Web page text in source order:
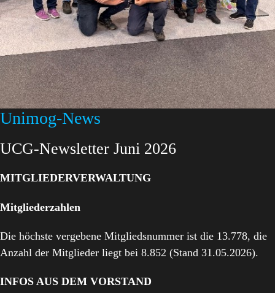
Unimog-News
UCG-Newsletter Juni 2026
MITGLIEDERVERWALTUNG
Mitgliederzahlen
Die höchste vergebene Mitgliedsnummer ist die 13.778, die
Anzahl der Mitglieder liegt bei 8.852 (Stand 31.05.2026).
INFOS AUS DEM VORSTAND